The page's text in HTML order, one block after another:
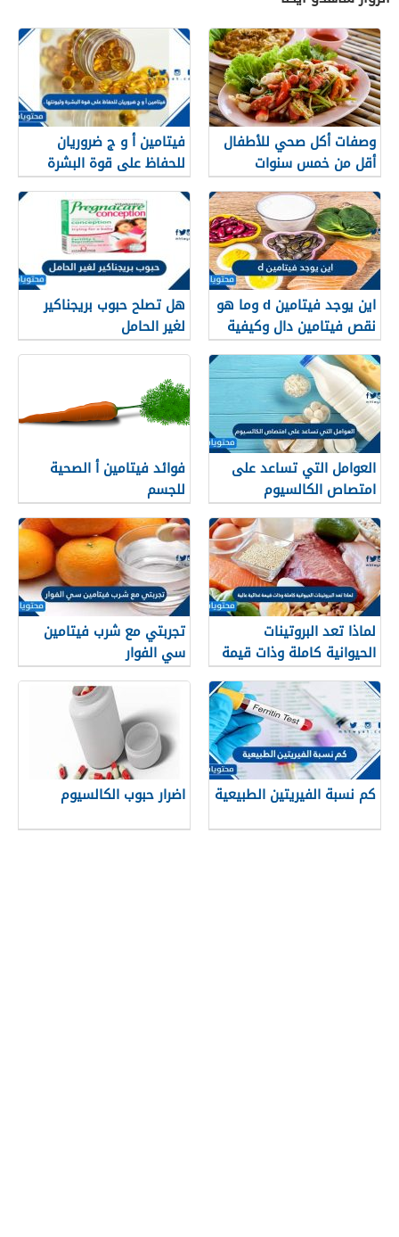
وصفات أكل صحي للأطفال
أقل من خمس سنوات
فيتامين أ و ج ضروريان
للحفاظ على قوة البشرة
وليونتها .
اين يوجد فيتامين d وما هو
نقص فيتامين دال وكيفية
علاجه
هل تصلح حبوب بريجناكير
لغير الحامل
العوامل التي تساعد على
امتصاص الكالسيوم
ومعوقات امتصاصه
فوائد فيتامين أ الصحية
للجسم
لماذا تعد البروتينات
الحيوانية كاملة وذات قيمة
غذائية عالية
تجربتي مع شرب فيتامين
سي الفوار
كم نسبة الفيريتين الطبيعية اضرار حبوب الكالسيوم